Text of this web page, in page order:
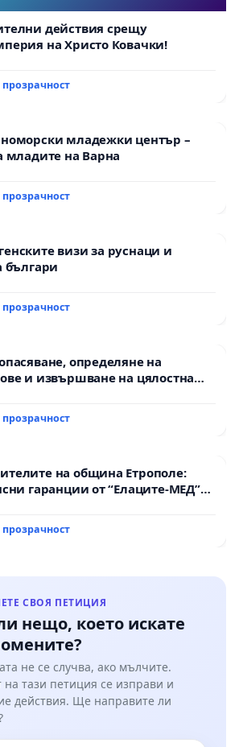
действия срещу
на Христо Ковачки!
младежки център –
младите на Варна
визи за руснаци и
българи
определяне на
и извършване на цялостна
на републиканския път между
проход
на община Етрополе:
гаранции от “Елаците-МЕД”
че ще се изпълнят всички
СВОЯ ПЕТИЦИЯ
нещо, което искате
не се случва, ако мълчите.
на тази петиция се изправи и
действия. Ще направите ли